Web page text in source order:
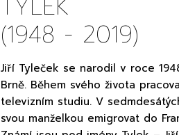
(1948 - 2019)
Jiří Tyleček se narodil v roce
Brně. Během svého života
televizním studiu. V
svou manželkou emigrovat do